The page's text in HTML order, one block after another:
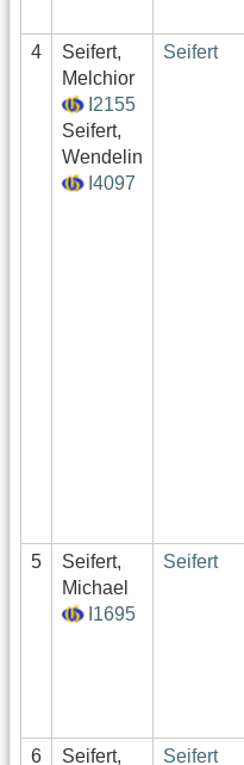
4
Seifert,
Melchior
I2155
Seifert,
Wendelin
I4097
Seifert
5
Seifert,
Michael
I1695
Seifert
6
Seifert,
Seifert